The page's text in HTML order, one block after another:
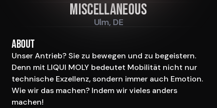
Miscellaneous
Ulm, DE
About
Unser Antrieb? Sie zu bewegen und zu begeistern.
Denn mit LIQUI MOLY bedeutet Mobilität nicht nur
technische Exzellenz, sondern immer auch Emotion.
Wie wir das machen? Indem wir vieles anders
machen!